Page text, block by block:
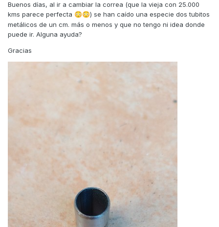
Buenos días, al ir a cambiar la correa (que la vieja con 25.000
kms parece perfecta 😳😳) se han caído una especie dos tubitos
metálicos de un cm. más o menos y que no tengo ni idea donde
puede ir. Alguna ayuda?
Gracias